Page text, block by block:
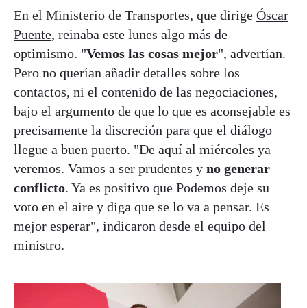
En el Ministerio de Transportes, que dirige Óscar
Puente, reinaba este lunes algo más de
optimismo. "Vemos las cosas mejor", advertían.
Pero no querían añadir detalles sobre los
contactos, ni el contenido de las negociaciones,
bajo el argumento de que lo que es aconsejable es
precisamente la discreción para que el diálogo
llegue a buen puerto. "De aquí al miércoles ya
veremos. Vamos a ser prudentes y no generar
conflicto. Ya es positivo que Podemos deje su
voto en el aire y diga que se lo va a pensar. Es
mejor esperar", indicaron desde el equipo del
ministro.